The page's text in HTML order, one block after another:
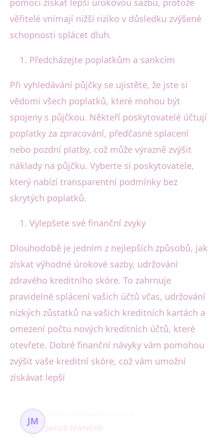
věřitelé vnímají nižší riziko v důsledku zvýšené
schopnosti splácet dluh.
Předcházejte poplatkům a sankcím
Při vyhledávání půjčky se ujistěte, že jste si
vědomi všech poplatků, které mohou být
spojeny s půjčkou. Někteří poskytovatelé účtují
poplatky za zpracování, předčasné splacení
nebo pozdní platby, což může výrazně zvýšit
náklady na půjčku. Vyberte si poskytovatele,
který nabízí transparentní podmínky bez
skrytých poplatků.
Vylepšete své finanční zvyky
Dlouhodobě je jedním z nejlepších způsobů, jak
získat výhodné úrokové sazby, udržování
zdravého kreditního skóre. To zahrnuje
pravidelné splácení vašich účtů včas, udržování
nízkých zůstatků na vašich kreditních kartách a
omezení počtu nových kreditních účtů, které
otevřete. Dobré finanční návyky vám pomohou
zvýšit vaše kreditní skóre, což vám umožní
získávat lepší
JM